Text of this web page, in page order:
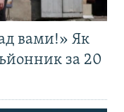
вами!» Як
за 20